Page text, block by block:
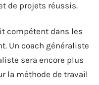
de projets réussis.
compétent dans les
Un coach généraliste
sera encore plus
la méthode de travail